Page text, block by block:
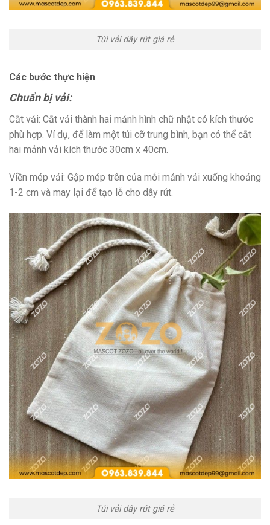
Túi vải dây rút giá rẻ
Các bước thực hiện
Chuẩn bị vải:
Cắt vải: Cắt vải thành hai mảnh hình chữ nhật có kích thước
phù hợp. Ví dụ, để làm một túi cỡ trung bình, bạn có thể cắt
hai mảnh vải kích thước 30cm x 40cm.
Viền mép vải: Gập mép trên của mỗi mảnh vải xuống khoảng
1-2 cm và may lại để tạo lỗ cho dây rút.
Túi vải dây rút giá rẻ